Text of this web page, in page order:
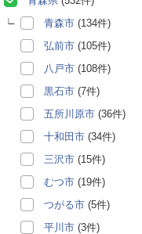
青森市 (134件)
弘前市 (105件)
八戸市 (108件)
黒石市 (7件)
五所川原市 (36件)
十和田市 (34件)
三沢市 (15件)
むつ市 (19件)
つがる市 (5件)
平川市 (3件)